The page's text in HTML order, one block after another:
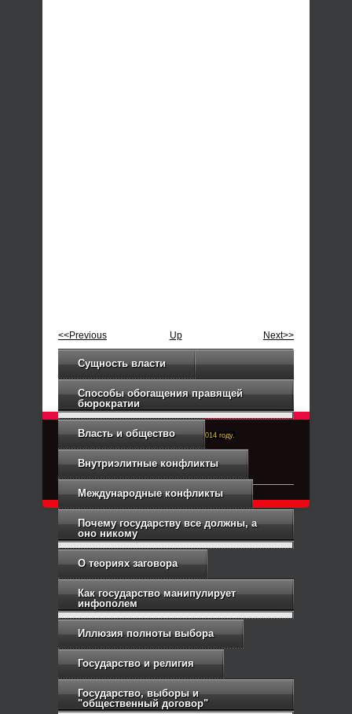
<<Previous Up Next>>
Сущность власти
Способы обогащения правящей
бюрократии
Власть и общество
Внутриэлитные конфликты
Международные конфликты
Почему государству все должны, а
оно никому
О теориях заговора
Как государство манипулирует
инфополем
Иллюзия полноты выбора
Государство и религия
Государство, выборы и
"общественный договор"
Right-Dexter-ПРАВЫЙ ФРОНТ. Основан в 2014 году.